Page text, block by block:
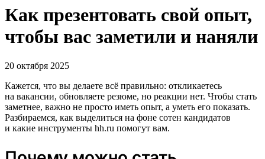
Как презентовать свой опыт,
чтобы вас заметили и наняли
20 октября 2025
Кажется, что вы делаете всё правильно: откликаетесь
на вакансии, обновляете резюме, но реакции нет. Чтобы стать
заметнее, важно не просто иметь опыт, а уметь его показать.
Разбираемся, как выделиться на фоне сотен кандидатов
и какие инструменты hh.ru помогут вам.